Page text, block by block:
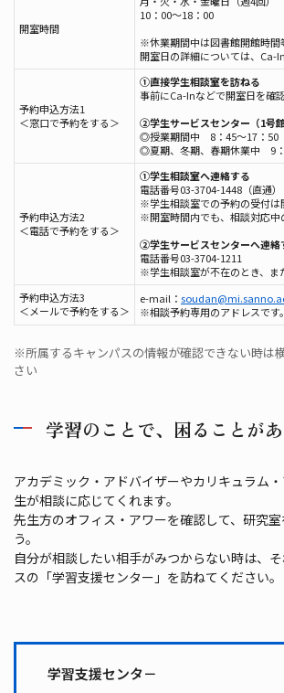
開室時間
10：00～18：00
※休業期間中は図書館開館時間
開室日の詳細については、Ca-
予約申込方法1
＜窓口で予約をする＞
①直接学生相談室を訪ねる
事前にCa-Inなどで開室日を確
②学生サービスセンター（1号
◎授業期間中 8：45～17：50
◎夏期、冬期、春期休業中 9
予約申込方法2
＜電話で予約をする＞
①学生相談室へ連絡する
電話番号03-3704-1448（直通）
※学生相談室での予約の受付は
※開室時間内でも、相談対応中
②学生サービスセンターへ連絡
電話番号03-3704-1211
※学生相談室が不在のとき、ま
予約申込方法3
＜メールで予約をする＞
e-mail：
※相談予約専用のアドレスです
※所属するキャンパスの情報が確認できない時は
さい
学習のことで、困ることが
アカデミック・アドバイザーやカリキュラム
生が相談に応じてくれます。
先生方のオフィス・アワーを確認して、研究
う。
自分が相談したい相手がみつからない時は、
スの「学習支援センター」を訪ねてください。
学習支援センタ－